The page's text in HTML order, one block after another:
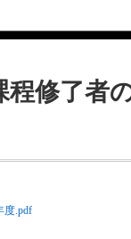
程修了者
度.pdf